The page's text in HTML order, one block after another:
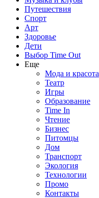
Путешествия
Спорт
Арт
Здоровье
Дети
Выбор Time Out
Еще
Мода и красота
Театр
Игры
Образование
Time In
Чтение
Бизнес
Питомцы
Дом
Транспорт
Экология
Технологии
Промо
Контакты